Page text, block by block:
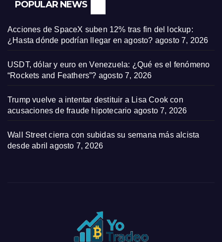
POPULAR NEWS
Acciones de SpaceX suben 12% tras fin del lockup:
¿Hasta dónde podrían llegar en agosto? agosto 7, 2026
USDT, dólar y euro en Venezuela: ¿Qué es el fenómeno
“Rockets and Feathers”? agosto 7, 2026
Trump vuelve a intentar destituir a Lisa Cook con
acusaciones de fraude hipotecario agosto 7, 2026
Wall Street cierra con subidas su semana más alcista
desde abril agosto 7, 2026